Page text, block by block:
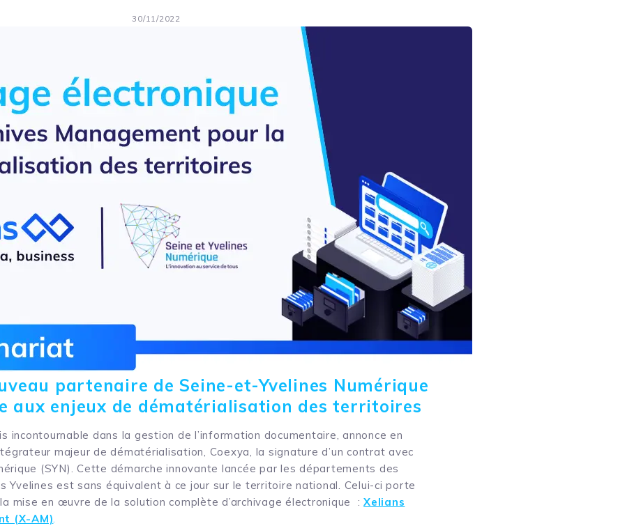
30/11/2022
partenaire de Seine-et-Yvelines Numérique
aux enjeux de dématérialisation des territoires
incontournable dans la gestion de l’information documentaire, annonce en
majeur de dématérialisation, Coexya, la signature d’un contrat avec
(SYN). Cette démarche innovante lancée par les départements des
Yvelines est sans équivalent à ce jour sur le territoire national. Celui-ci porte
mise en œuvre de la solution complète d’archivage électronique :Xelians
(X-AM).